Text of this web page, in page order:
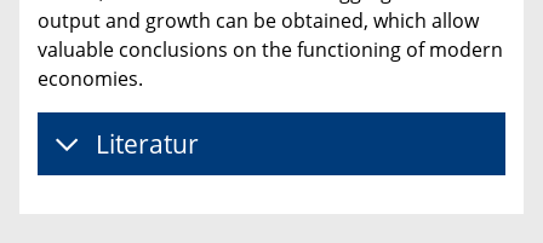
output and growth can be obtained, which allow
valuable conclusions on the functioning of modern
economies.
Literatur